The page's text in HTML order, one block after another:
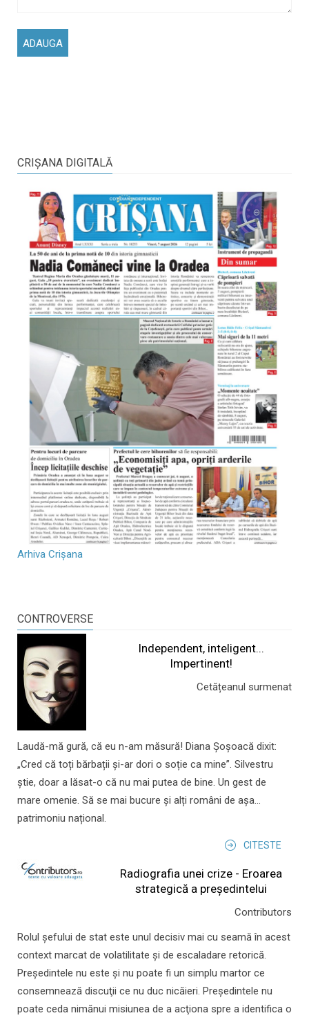
CRIŞANA DIGITALĂ
Arhiva Crișana
CONTROVERSE
Independent, inteligent...
Impertinent!
Cetățeanul surmenat
Laudă-mă gură, că eu n-am măsură! Diana Șoșoacă dixit:
„Cred că toți bărbații și-ar dori o soție ca mine”. Silvestru
știe, doar a lăsat-o că nu mai putea de bine. Un gest de
mare omenie. Să se mai bucure și alți români de așa...
patrimoniu național.
CITESTE
Radiografia unei crize - Eroarea
strategică a președintelui
Contributors
Rolul şefului de stat este unul decisiv mai cu seamă în acest
context marcat de volatilitate şi de escaladare retorică.
Preşedintele nu este şi nu poate fi un simplu martor ce
consemnează discuţii ce nu duc nicăieri. Preşedintele nu
poate ceda nimănui misiunea de a acţiona spre a identifica o